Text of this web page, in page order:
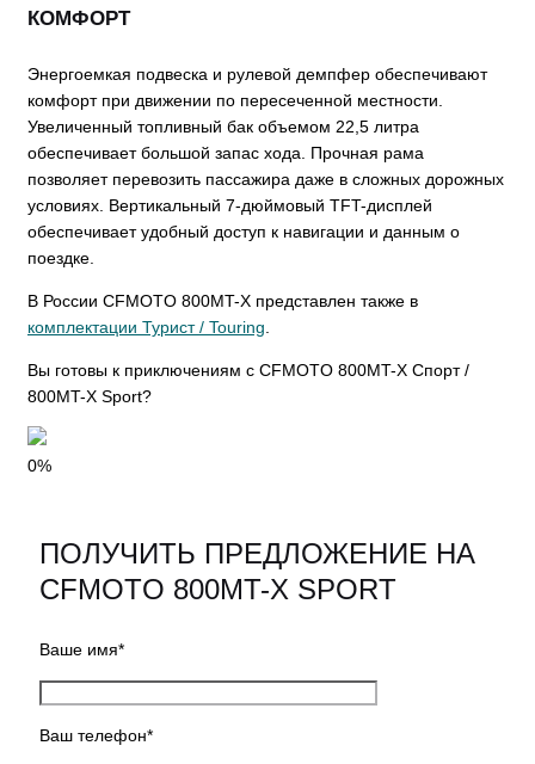
КОМФОРТ
Энергоемкая подвеска и рулевой демпфер обеспечивают
комфорт при движении по пересеченной местности.
Увеличенный топливный бак объемом 22,5 литра
обеспечивает большой запас хода. Прочная рама
позволяет перевозить пассажира даже в сложных дорожных
условиях. Вертикальный 7-дюймовый TFT-дисплей
обеспечивает удобный доступ к навигации и данным о
поездке.
В России CFMOTO 800MT-X представлен также в
комплектации Турист / Touring
Вы готовы к приключениям с CFMOTO 800MT-X Спорт /
800MT-X Sport?
0%
ПОЛУЧИТЬ ПРЕДЛОЖЕНИЕ НА
CFMOTO 800MT-X SPORT
Ваше имя*
Ваш телефон*